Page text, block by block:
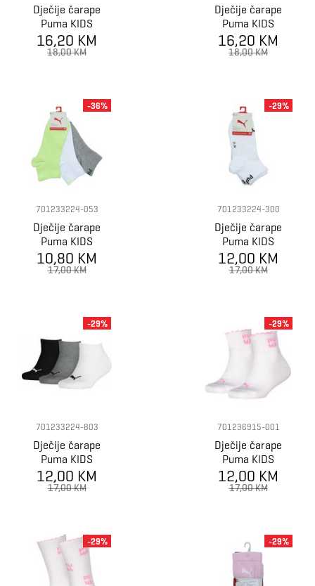
Dječije čarape
Puma KIDS
QUARTER 3P
16,20 KM
18,00 KM
Dječije čarape
Puma KIDS
QUARTER 3P
16,20 KM
18,00 KM
701233224-053
Dječije čarape
Puma KIDS
QUARTER 3P
10,80 KM
17,00 KM
-36%
701233224-300
Dječije čarape
Puma KIDS
QUARTER 3P
12,00 KM
17,00 KM
-29%
701233224-803
Dječije čarape
Puma KIDS
QUARTER 3P
12,00 KM
17,00 KM
-29%
701236915-001
Dječije čarape
Puma KIDS
SQUARE LOGO
QUARTER 2P
12,00 KM
17,00 KM
-29%
-29% -29%